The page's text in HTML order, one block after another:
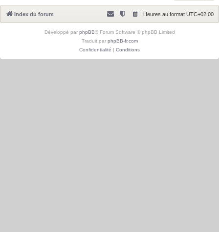
Index du forum Heures au format UTC+02:00
Développé par phpBB® Forum Software © phpBB Limited
Traduit par phpBB-fr.com
Confidentialité | Conditions